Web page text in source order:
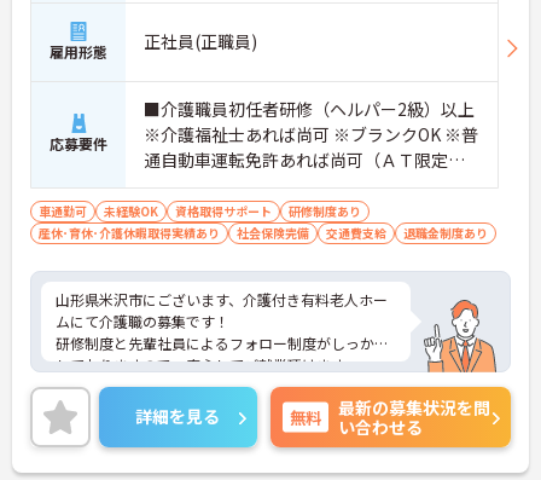
雇用形態 正社員(正職員)
応募要件
■介護職員初任者研修（ヘルパー2級）以上
※介護福祉士あれば尚可 ※ブランクOK ※普
通自動車運転免許あれば尚可（ＡＴ限定
可）
車通勤可 未経験OK 資格取得サポート
研修制度あり
産休･育休･介護休暇取得実績あり
社会保険完備 交通費支給 退職金制度あり
山形県米沢市にございます、介護付き有料老人ホー
ムにて介護職の募集です！
研修制度と先輩社員によるフォロー制度がしっかり
しておりますので、安心してご就業頂けます。
ご興味のある方は、マイナビ介護職までお問い合わ
せください。詳細を見る 無料
最新の募集状況を問
い合わせる